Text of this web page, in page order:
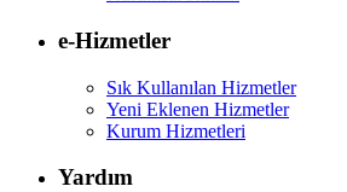
e-Hizmetler
Sık Kullanılan Hizmetler
Yeni Eklenen Hizmetler
Kurum Hizmetleri
Yardım